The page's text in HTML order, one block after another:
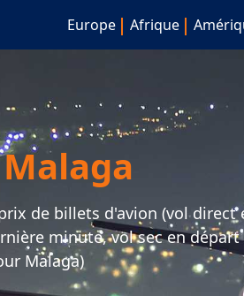
Europe Afrique
de billets d'avion (vol direct
minute, vol sec en départ
Malaga)